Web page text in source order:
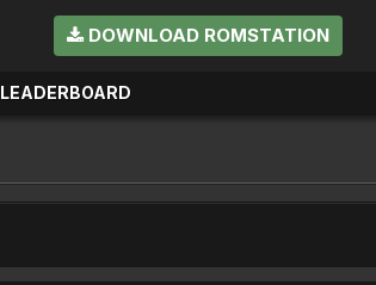
DOWNLOAD ROMSTATION
LEADERBOARD